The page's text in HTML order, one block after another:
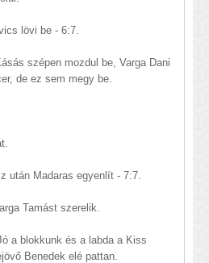
lövi be - 6:7.
szépen mozdul be, Varga Dani
de ez sem megy be.
után Madaras egyenlít - 7:7.
Tamást szerelik.
a blokkunk és a labda a Kiss
Benedek elé pattan.